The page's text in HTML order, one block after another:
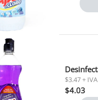
$3.47 + IVA
$4.03